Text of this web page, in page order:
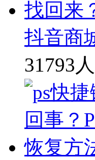
抖音商
31793